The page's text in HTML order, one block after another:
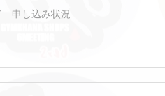
申し込み状況